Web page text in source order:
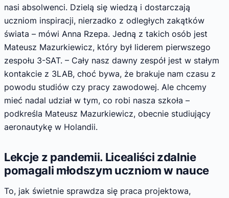
nasi absolwenci. Dzielą się wiedzą i dostarczają
uczniom inspiracji, nierzadko z odległych zakątków
świata – mówi Anna Rzepa. Jedną z takich osób jest
Mateusz Mazurkiewicz, który był liderem pierwszego
zespołu 3-SAT. – Cały nasz dawny zespół jest w stałym
kontakcie z 3LAB, choć bywa, że brakuje nam czasu z
powodu studiów czy pracy zawodowej. Ale chcemy
mieć nadal udział w tym, co robi nasza szkoła –
podkreśla Mateusz Mazurkiewicz, obecnie studiujący
aeronautykę w Holandii.
Lekcje z pandemii. Licealiści zdalnie
pomagali młodszym uczniom w nauce
To, jak świetnie sprawdza się praca projektowa,